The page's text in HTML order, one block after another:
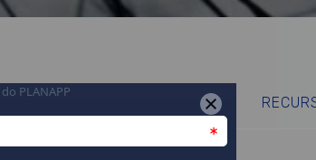
PUBLICAÇÕES